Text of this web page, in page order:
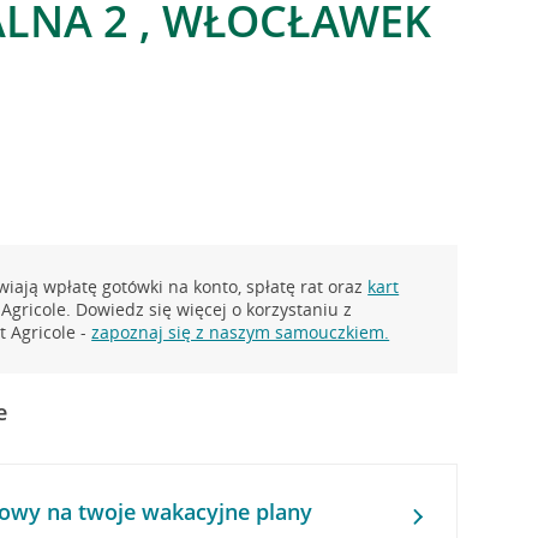
2 , WŁOCŁAWEK
wpłatę gotówki na konto, spłatę rat oraz kart
Dowiedz się więcej o korzystaniu z
Agricole -zapoznaj się z naszym samouczkiem.
na twoje wakacyjne plany